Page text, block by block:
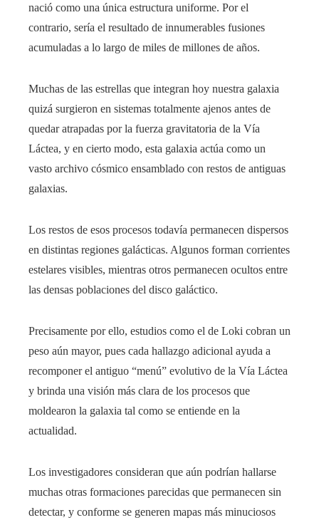
nació como una única estructura uniforme. Por el
contrario, sería el resultado de innumerables fusiones
acumuladas a lo largo de miles de millones de años.
Muchas de las estrellas que integran hoy nuestra galaxia
quizá surgieron en sistemas totalmente ajenos antes de
quedar atrapadas por la fuerza gravitatoria de la Vía
Láctea, y en cierto modo, esta galaxia actúa como un
vasto archivo cósmico ensamblado con restos de antiguas
galaxias.
Los restos de esos procesos todavía permanecen dispersos
en distintas regiones galácticas. Algunos forman corrientes
estelares visibles, mientras otros permanecen ocultos entre
las densas poblaciones del disco galáctico.
Precisamente por ello, estudios como el de Loki cobran un
peso aún mayor, pues cada hallazgo adicional ayuda a
recomponer el antiguo “menú” evolutivo de la Vía Láctea
y brinda una visión más clara de los procesos que
moldearon la galaxia tal como se entiende en la
actualidad.
Los investigadores consideran que aún podrían hallarse
muchas otras formaciones parecidas que permanecen sin
detectar, y conforme se generen mapas más minuciosos